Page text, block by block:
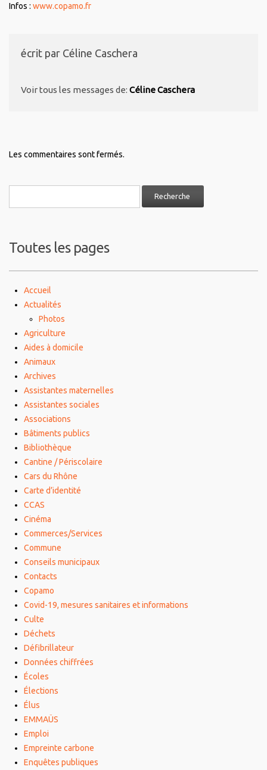
Infos : www.copamo.fr
écrit par Céline Caschera
Voir tous les messages de: Céline Caschera
Les commentaires sont fermés.
Toutes les pages
Accueil
Actualités
Photos
Agriculture
Aides à domicile
Animaux
Archives
Assistantes maternelles
Assistantes sociales
Associations
Bâtiments publics
Bibliothèque
Cantine / Périscolaire
Cars du Rhône
Carte d’identité
CCAS
Cinéma
Commerces/Services
Commune
Conseils municipaux
Contacts
Copamo
Covid-19, mesures sanitaires et informations
Culte
Déchets
Défibrillateur
Données chiffrées
Écoles
Élections
Élus
EMMAÜS
Emploi
Empreinte carbone
Enquêtes publiques